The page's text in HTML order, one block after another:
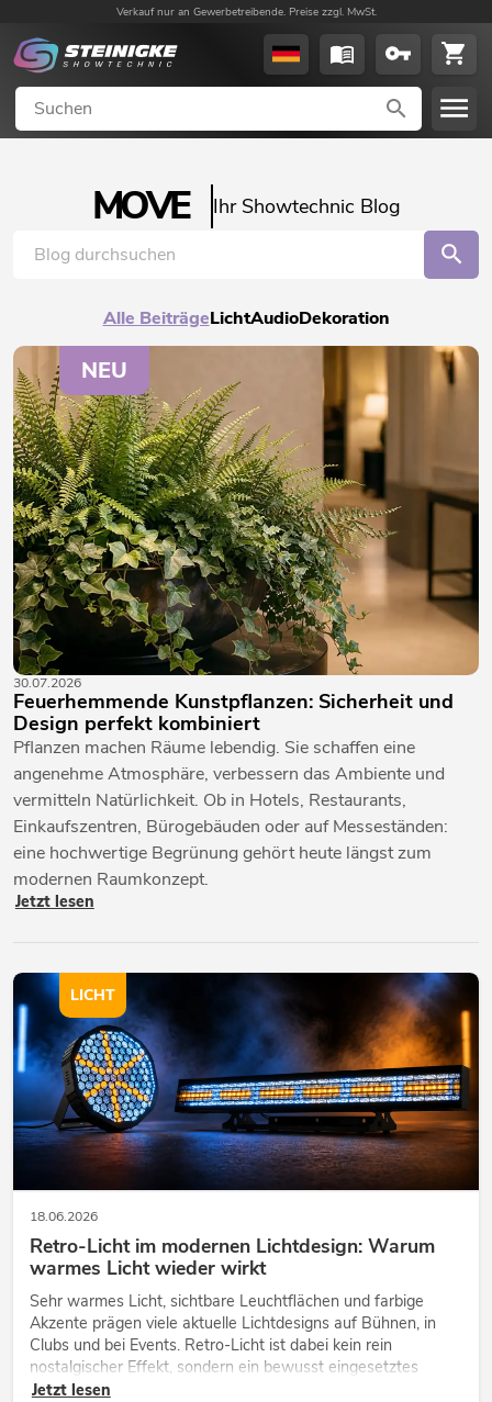
Verkauf nur an Gewerbetreibende. Preise zzgl. MwSt.
MOVE Ihr Showtechnic Blog
Alle BeiträgeLichtAudioDekoration
NEU
30.07.2026
Feuerhemmende Kunstpflanzen: Sicherheit und
Design perfekt kombiniert
Pflanzen machen Räume lebendig. Sie schaffen eine
angenehme Atmosphäre, verbessern das Ambiente und
vermitteln Natürlichkeit. Ob in Hotels, Restaurants,
Einkaufszentren, Bürogebäuden oder auf Messeständen:
eine hochwertige Begrünung gehört heute längst zum
modernen Raumkonzept.
Jetzt lesen
18.06.2026
Retro-Licht im modernen Lichtdesign: Warum
warmes Licht wieder wirkt
Sehr warmes Licht, sichtbare Leuchtflächen und farbige
Akzente prägen viele aktuelle Lichtdesigns auf Bühnen, in
Clubs und bei Events. Retro-Licht ist dabei kein rein
nostalgischer Effekt, sondern ein bewusst eingesetztes
Gestaltungsmittel: Es schafft Atmosphäre, gibt Szenen
Jetzt lesen
LICHT